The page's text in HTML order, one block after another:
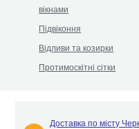
вікнами
Підвіконня
Відливи та козирки
Протимоскітні сітки
Доставка по місту